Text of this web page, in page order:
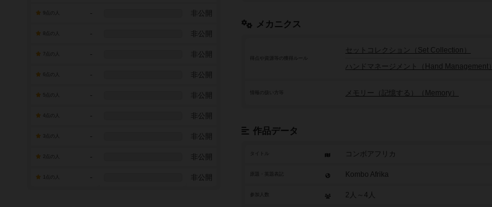
メカニクス
セットコレクション（Set Collection）
ハンドマネージメント（Hand Management）
メモリー（記憶する）（Memory）
作品データ
タイトル コンボアフリカ
Kombo Afrika
参加人数 2人～4人
- 非公開
- 非公開
7点の人 - 非公開
- 非公開
- 非公開
- 非公開
- 非公開
- 非公開
- 非公開